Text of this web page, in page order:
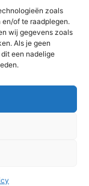
zoals
of te raadplegen.
wij gegevens zoals
Als je geen
een nadelige